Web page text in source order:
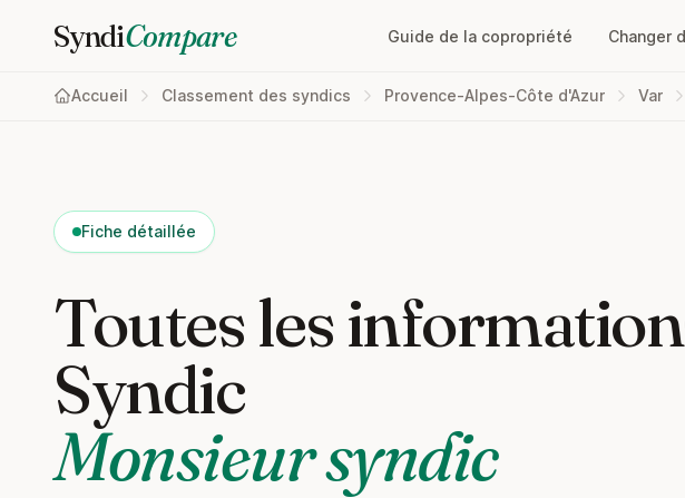
SyndiCompare Guide de la copropriété Changer
Accueil Classement des syndics Provence-Alpes-Côte d'Azur Var
Fiche détaillée
Toutes les
Syndic
Monsieur syndic